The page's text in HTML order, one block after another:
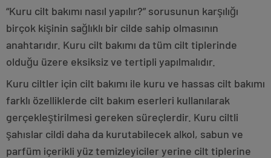
“Kuru cilt bakımı nasıl yapılır?” sorusunun karşılığı
birçok kişinin sağlıklı bir cilde sahip olmasının
anahtarıdır. Kuru cilt bakımı da tüm cilt tiplerinde
olduğu üzere eksiksiz ve tertipli yapılmalıdır.
Kuru ciltler için cilt bakımı ile kuru ve hassas cilt bakımı
farklı özelliklerde cilt bakım eserleri kullanılarak
gerçekleştirilmesi gereken süreçlerdir. Kuru ciltli
şahıslar cildi daha da kurutabilecek alkol, sabun ve
parfüm içerikli yüz temizleyiciler yerine cilt tiplerine